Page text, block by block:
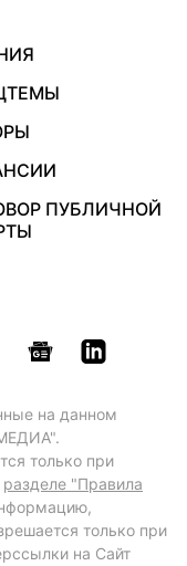
ПУБЛИЧНОЙ
на данном
только при
разделе "Правила
только при
на Сайт